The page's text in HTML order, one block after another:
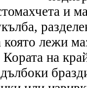
и
лежи
Кората на